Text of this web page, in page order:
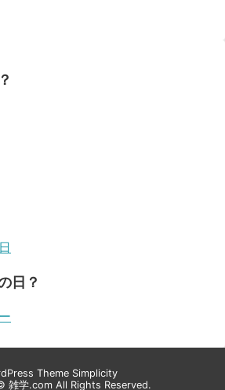
日？
Theme Simplicity
雑学.comAll Rights Reserved.